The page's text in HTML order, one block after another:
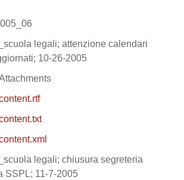
legali; attenzione calendari
10-26-2005
legali; chiusura segreteria
SSPL; 11-7-2005